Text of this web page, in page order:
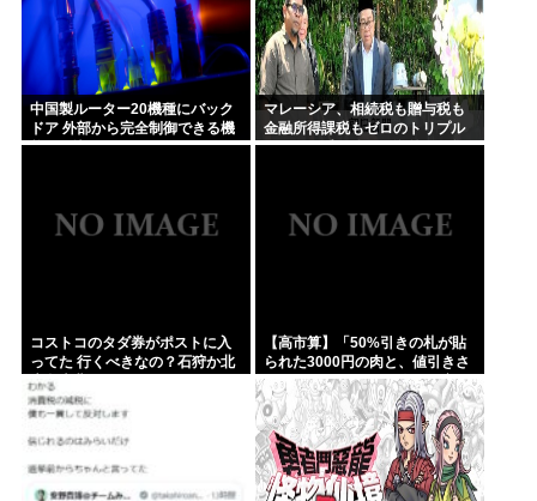
中国製ルーター20機種にバック
ドア 外部から完全制御できる機
能が仕込まれていた
マレーシア、相続税も贈与税も
金融所得課税もゼロのトリプル
ゼロで優秀な移民を海外から集
コストコのタダ券がポストに入
ってた 行くべきなの？石狩か北
広島大曲だよな
【高市算】「50%引きの札が貼
られた3000円の肉と、値引きさ
れていない1000円の肉では安い
のはどちらか」父の答え「50%
引きの肉」